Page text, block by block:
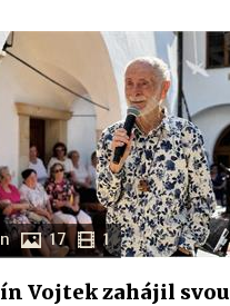
17 1
Vojtek zahájil svou